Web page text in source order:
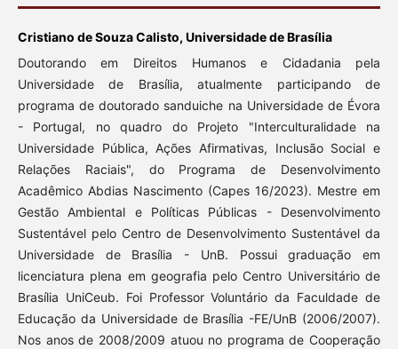
Cristiano de Souza Calisto, Universidade de Brasília
Doutorando em Direitos Humanos e Cidadania pela
Universidade de Brasília, atualmente participando de
programa de doutorado sanduiche na Universidade de Évora
- Portugal, no quadro do Projeto "Interculturalidade na
Universidade Pública, Ações Afirmativas, Inclusão Social e
Relações Raciais", do Programa de Desenvolvimento
Acadêmico Abdias Nascimento (Capes 16/2023). Mestre em
Gestão Ambiental e Políticas Públicas - Desenvolvimento
Sustentável pelo Centro de Desenvolvimento Sustentável da
Universidade de Brasília - UnB. Possui graduação em
licenciatura plena em geografia pelo Centro Universitário de
Brasília UniCeub. Foi Professor Voluntário da Faculdade de
Educação da Universidade de Brasília -FE/UnB (2006/2007).
Nos anos de 2008/2009 atuou no programa de Cooperação